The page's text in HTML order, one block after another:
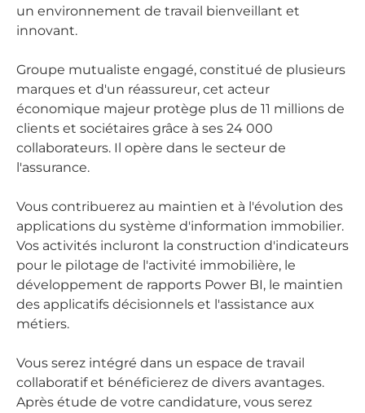
un environnement de travail bienveillant et
innovant.
Groupe mutualiste engagé, constitué de plusieurs
marques et d'un réassureur, cet acteur
économique majeur protège plus de 11 millions de
clients et sociétaires grâce à ses 24 000
collaborateurs. Il opère dans le secteur de
l'assurance.
Vous contribuerez au maintien et à l'évolution des
applications du système d'information immobilier.
Vos activités incluront la construction d'indicateurs
pour le pilotage de l'activité immobilière, le
développement de rapports Power BI, le maintien
des applicatifs décisionnels et l'assistance aux
métiers.
Vous serez intégré dans un espace de travail
collaboratif et bénéficierez de divers avantages.
Après étude de votre candidature, vous serez